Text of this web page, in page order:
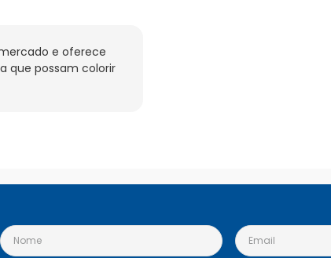
e oferece
que possam colorir